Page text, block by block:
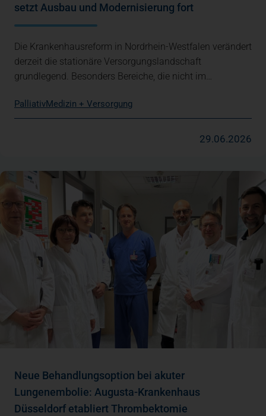
setzt Ausbau und Modernisierung fort
Die Krankenhausreform in Nordrhein-Westfalen verändert
derzeit die stationäre Versorgungslandschaft
grundlegend. Besonders Bereiche, die nicht im…
PalliativMedizin + Versorgung
29.06.2026
Neue Behandlungsoption bei akuter
Lungenembolie: Augusta-Krankenhaus
Düsseldorf etabliert Thrombektomie